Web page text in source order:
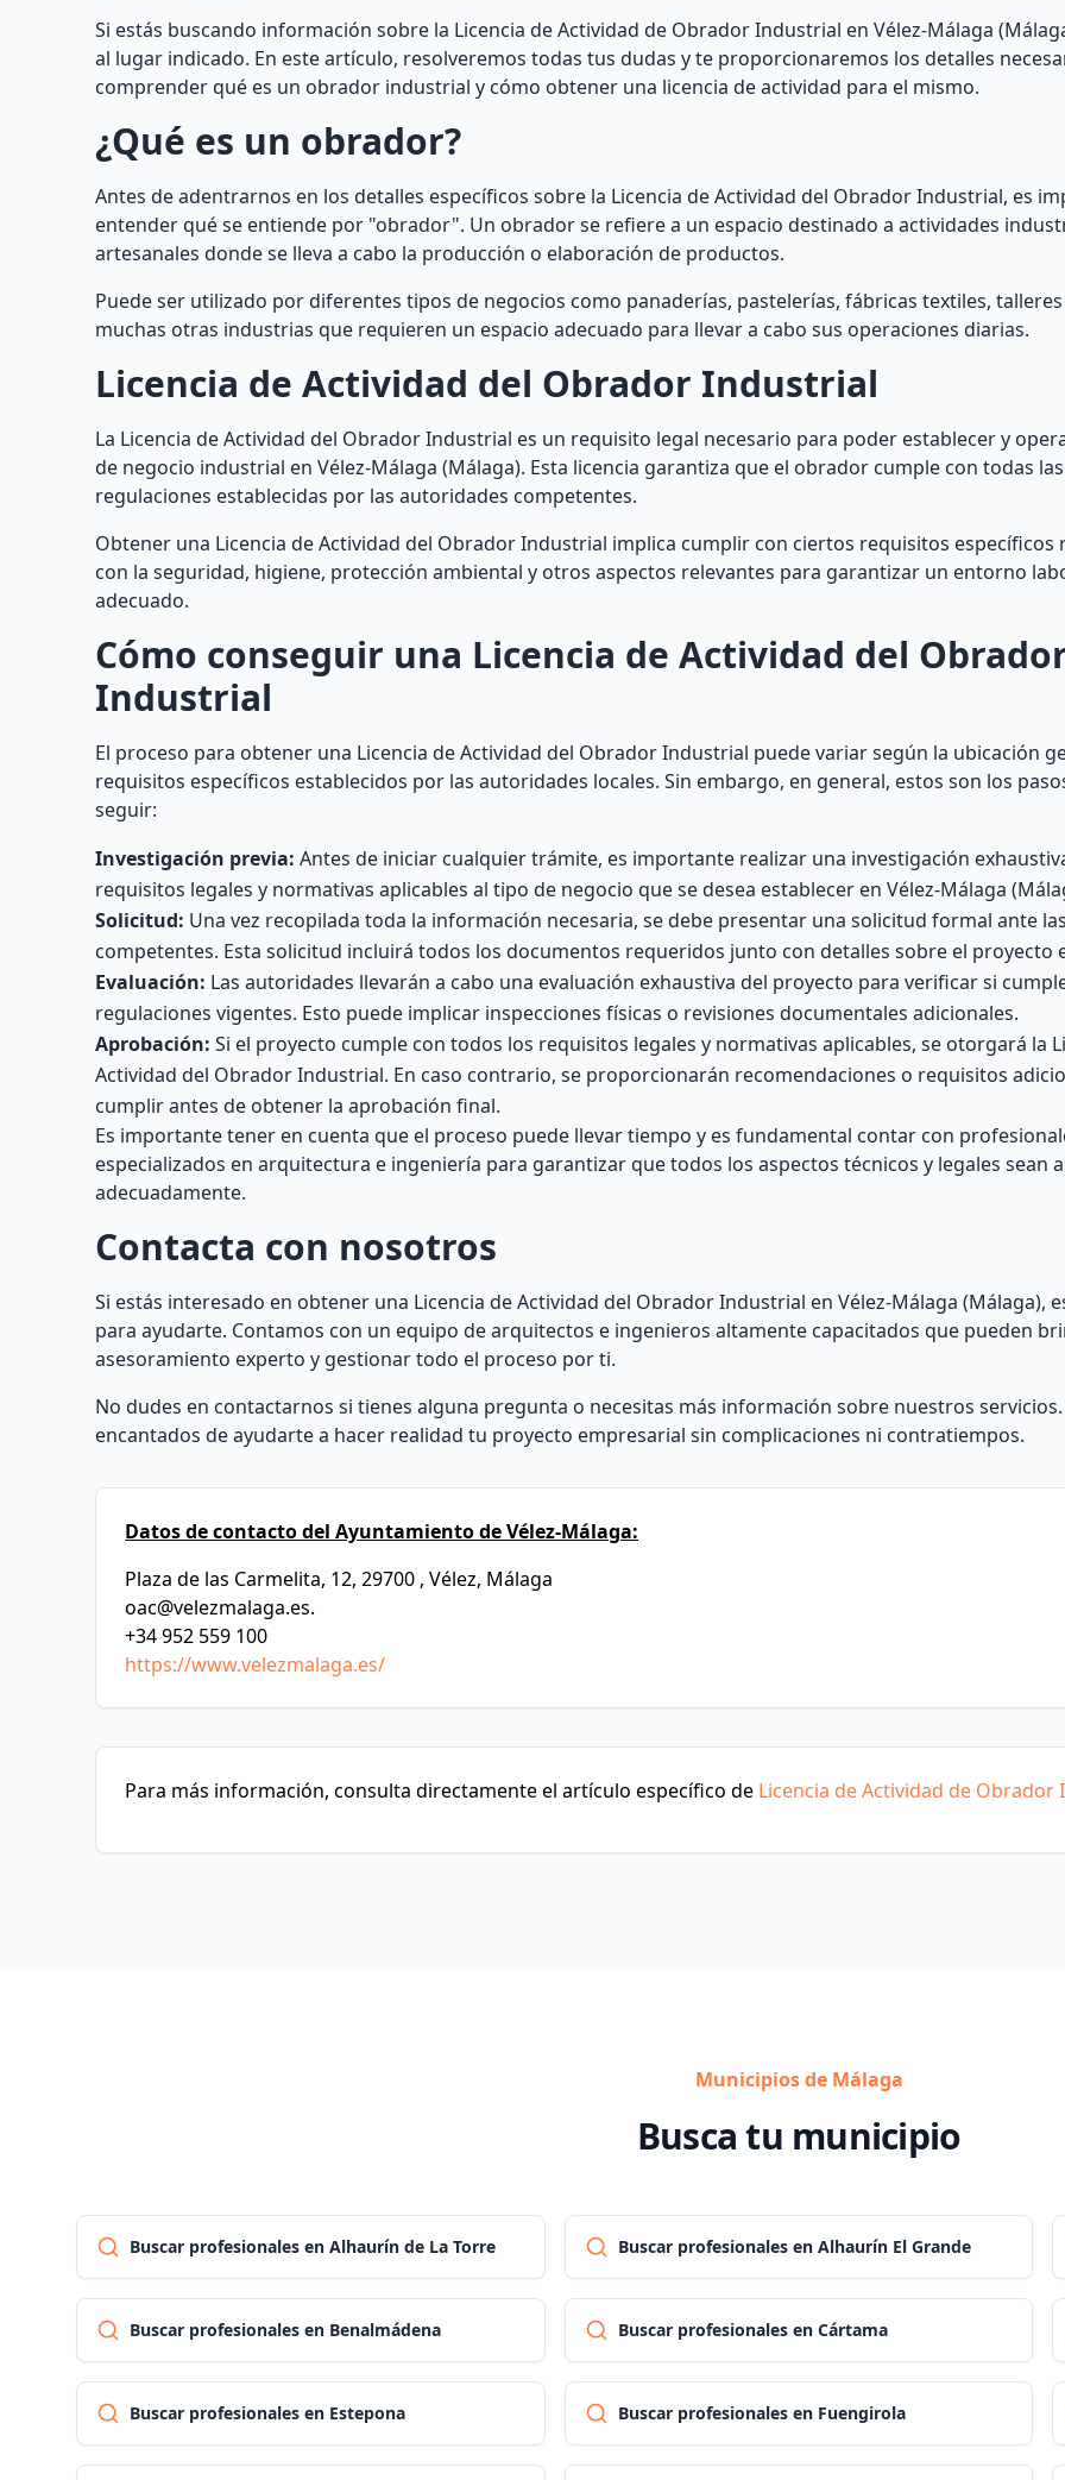
Si estás buscando información sobre la Licencia de Actividad de Obrador Industrial en Vélez-Málaga
al lugar indicado. En este artículo, resolveremos todas tus dudas y te proporcionaremos los detalles
comprender qué es un obrador industrial y cómo obtener una licencia de actividad para el mismo.
¿Qué es un obrador?
Antes de adentrarnos en los detalles específicos sobre la Licencia de Actividad del Obrador Industrial, es
entender qué se entiende por "obrador". Un obrador se refiere a un espacio destinado a actividades
artesanales donde se lleva a cabo la producción o elaboración de productos.
Puede ser utilizado por diferentes tipos de negocios como panaderías, pastelerías, fábricas textiles,
muchas otras industrias que requieren un espacio adecuado para llevar a cabo sus operaciones diarias.
Licencia de Actividad del Obrador Industrial
La Licencia de Actividad del Obrador Industrial es un requisito legal necesario para poder establecer y
de negocio industrial en Vélez-Málaga (Málaga). Esta licencia garantiza que el obrador cumple con todas
regulaciones establecidas por las autoridades competentes.
Obtener una Licencia de Actividad del Obrador Industrial implica cumplir con ciertos requisitos específicos
con la seguridad, higiene, protección ambiental y otros aspectos relevantes para garantizar un entorno
adecuado.
Cómo conseguir una Licencia de Actividad del
Industrial
El proceso para obtener una Licencia de Actividad del Obrador Industrial puede variar según la ubicación
requisitos específicos establecidos por las autoridades locales. Sin embargo, en general, estos son los
seguir:
Investigación previa: Antes de iniciar cualquier trámite, es importante realizar una investigación
requisitos legales y normativas aplicables al tipo de negocio que se desea establecer en Vélez-Málaga
Solicitud: Una vez recopilada toda la información necesaria, se debe presentar una solicitud formal ante
competentes. Esta solicitud incluirá todos los documentos requeridos junto con detalles sobre el proyecto
Evaluación: Las autoridades llevarán a cabo una evaluación exhaustiva del proyecto para verificar si
regulaciones vigentes. Esto puede implicar inspecciones físicas o revisiones documentales adicionales.
Aprobación: Si el proyecto cumple con todos los requisitos legales y normativas aplicables, se otorgará la
Actividad del Obrador Industrial. En caso contrario, se proporcionarán recomendaciones o requisitos
cumplir antes de obtener la aprobación final.
Es importante tener en cuenta que el proceso puede llevar tiempo y es fundamental contar con
especializados en arquitectura e ingeniería para garantizar que todos los aspectos técnicos y legales sean
adecuadamente.
Contacta con nosotros
Si estás interesado en obtener una Licencia de Actividad del Obrador Industrial en Vélez-Málaga (Málaga),
para ayudarte. Contamos con un equipo de arquitectos e ingenieros altamente capacitados que pueden
asesoramiento experto y gestionar todo el proceso por ti.
No dudes en contactarnos si tienes alguna pregunta o necesitas más información sobre nuestros
encantados de ayudarte a hacer realidad tu proyecto empresarial sin complicaciones ni contratiempos.
Datos de contacto del Ayuntamiento de Vélez-Málaga:
Plaza de las Carmelita, 12, 29700 , Vélez, Málaga
oac@velezmalaga.es.
+34 952 559 100
https://www.velezmalaga.es/
Para más información, consulta directamente el artículo específico de Licencia de Actividad de Obrador
Municipios de Málaga
Busca tu municipio
Buscar profesionales en Alhaurín de La Torre Buscar profesionales en Alhaurín El Grande
Buscar profesionales en Benalmádena Buscar profesionales en Cártama
Buscar profesionales en Estepona Buscar profesionales en Fuengirola